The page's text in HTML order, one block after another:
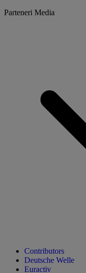
Parteneri Media
Contributors
Deutsche Welle
Euractiv